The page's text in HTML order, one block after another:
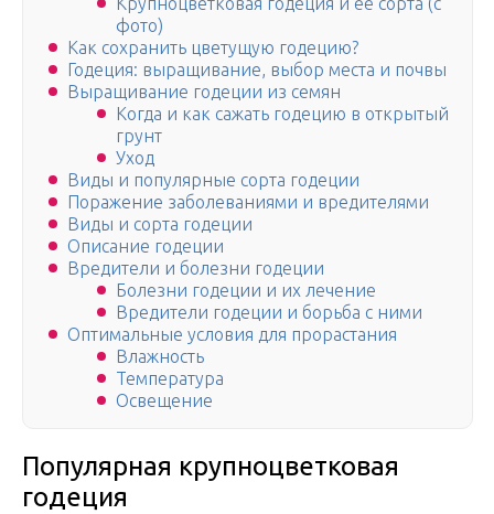
фото)
Как сохранить цветущую годецию?
Годеция: выращивание, выбор места и почвы
Выращивание годеции из семян
Когда и как сажать годецию в открытый
грунт
Уход
Виды и популярные сорта годеции
Поражение заболеваниями и вредителями
Виды и сорта годеции
Описание годеции
Вредители и болезни годеции
Болезни годеции и их лечение
Вредители годеции и борьба с ними
Оптимальные условия для прорастания
Влажность
Температура
Освещение
Популярная крупноцветковая
годеция